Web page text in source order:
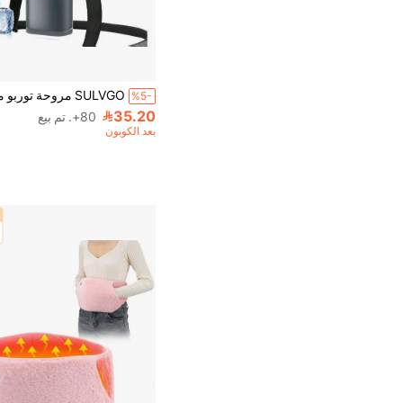
%5-
35.20 80+. تم بيع
بعد الكوبون